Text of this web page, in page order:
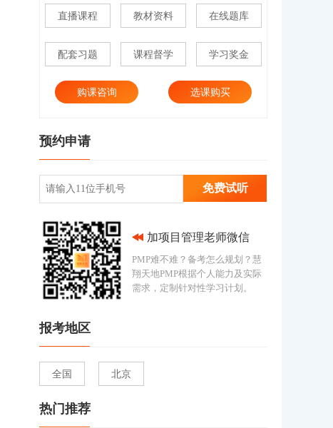
直播课程 教材资料 在线题库
配套习题 课程督学 学习奖金
购课咨询 选课购买
预约申请
免费试听
加项目管理老师微信
PMP难不难？备考怎么规划？慧
翔天地PMP根据个人能力及实际
需求，定制针对性学习计划。
报考地区
全国 北京
热门推荐